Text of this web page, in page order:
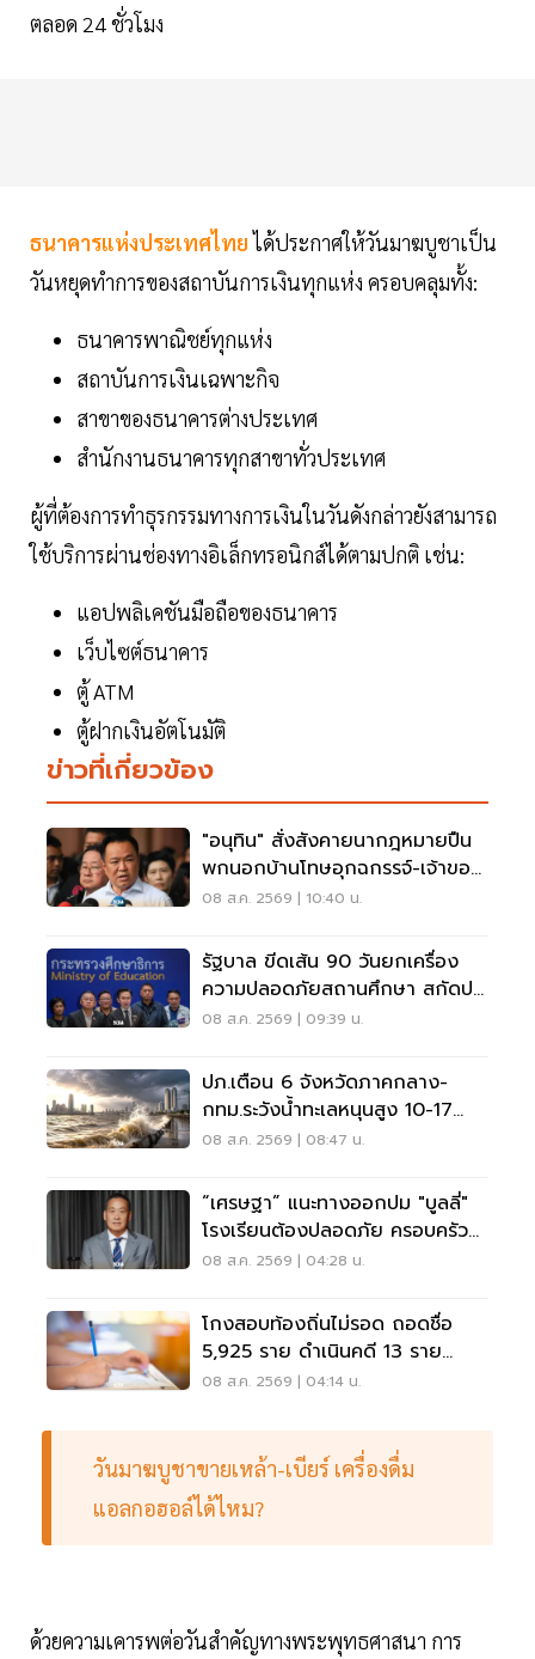
ตลอด 24 ชั่วโมง
ธนาคารแห่งประเทศไทยได้ประกาศให้วันมาฆบูชาเป็น
วันหยุดทำการของสถาบันการเงินทุกแห่ง ครอบคลุมทั้ง:
ธนาคารพาณิชย์ทุกแห่ง
สถาบันการเงินเฉพาะกิจ
สาขาของธนาคารต่างประเทศ
สำนักงานธนาคารทุกสาขาทั่วประเทศ
ผู้ที่ต้องการทำธุรกรรมทางการเงินในวันดังกล่าวยังสามารถ
ใช้บริการผ่านช่องทางอิเล็กทรอนิกส์ได้ตามปกติ เช่น:
แอปพลิเคชันมือถือของธนาคาร
เว็บไซต์ธนาคาร
ตู้ ATM
ตู้ฝากเงินอัตโนมัติ
ข่าวที่เกี่ยวข้อง
"อนุทิน" สั่งสังคายนากฎหมายปืน
พกนอกบ้านโทษอุกฉกรรจ์-เจ้าของ
โดนหนัก
08 ส.ค. 2569 | 10:40 น.
รัฐบาล ขีดเส้น 90 วันยกเครื่อง
ความปลอดภัยสถานศึกษา สกัดปม
บูลลี่
08 ส.ค. 2569 | 09:39 น.
ปภ.เตือน 6 จังหวัดภาคกลาง-
กทม.ระวังน้ำทะเลหนุนสูง 10-17
ส.ค.69
08 ส.ค. 2569 | 08:47 น.
“เศรษฐา” แนะทางออกปม "บูลลี่"
โรงเรียนต้องปลอดภัย ครอบครัว
ต้องรับฟัง
08 ส.ค. 2569 | 04:28 น.
โกงสอบท้องถิ่นไม่รอด ถอดชื่อ
5,925 ราย ดำเนินคดี 13 ราย
ปปง.ไล่เส้นการเงิน
08 ส.ค. 2569 | 04:14 น.
วันมาฆบูชาขายเหล้า-เบียร์ เครื่องดื่ม
แอลกอฮอล์ได้ไหม?
ด้วยความเคารพต่อวันสำคัญทางพระพุทธศาสนา การ